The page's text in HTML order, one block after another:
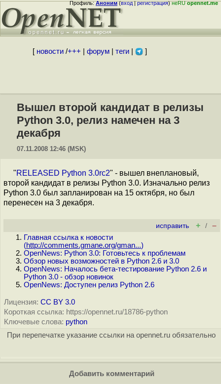
Профиль:Аноним(вход|регистрация)неRUopennet.me
[ новости/+++ форум| теги| ]
Вышел второй кандидат в релизы
Python 3.0, релиз намечен на 3
декабря
07.11.2008 12:46 (MSK)
"RELEASED Python 3.0rc2" - вышел внеплановый,
второй кандидат в релизы Python 3.0. Изначально релиз
Python 3.0 был запланирован на 15 октября, но был
перенесен на 3 декабря.
исправить + / –
Главная ссылка к новости
(http://comments.gmane.org/gman...)
OpenNews: Python 3.0: Готовьтесь к проблемам
Обзор новых возможностей в Python 2.6 и 3.0
OpenNews: Началось бета-тестирование Python 2.6 и
Python 3.0 - обзор новинок
OpenNews: Доступен релиз Python 2.6
Лицензия: CC BY 3.0
Короткая ссылка: https://opennet.ru/18786-python
Ключевые слова: python
При перепечатке указание ссылки на opennet.ru обязательно
Добавить комментарий